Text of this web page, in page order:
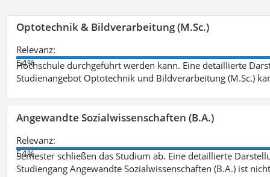
Optotechnik & Bildverarbeitung (M.Sc.)
Relevanz:
54%
Hochschule durchgeführt werden kann. Eine detaillierte
Studienangebot Optotechnik und Bildverarbeitung (M.Sc.)
Angewandte Sozialwissenschaften (B.A.)
Relevanz:
54%
Semester schließen das Studium ab. Eine detaillierte
Studiengang Angewandte Sozialwissenschaften (B.A.) ist